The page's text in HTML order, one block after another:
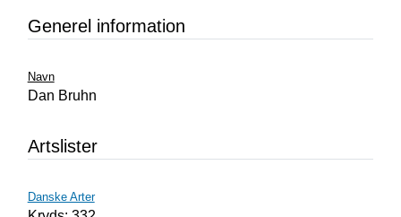
Generel information
Navn
Dan Bruhn
Artslister
Danske Arter